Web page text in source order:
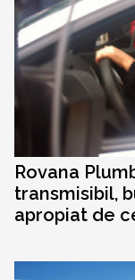
Rovana
transmisibil,
apropiat de